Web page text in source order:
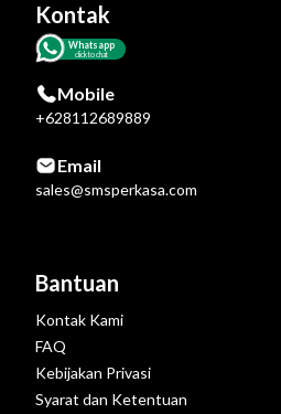
Kontak
Whatsapp
click to chat
Mobile
+628112689889
Email
sales@smsperkasa.com
Bantuan
Kontak Kami
FAQ
Kebijakan Privasi
Syarat dan Ketentuan